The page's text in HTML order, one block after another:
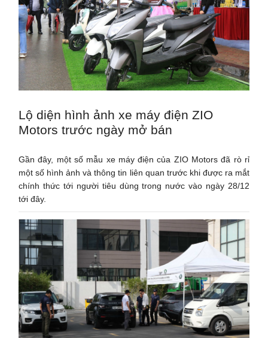
Lộ diện hình ảnh xe máy điện ZIO
Motors trước ngày mở bán
Gần đây, một số mẫu xe máy điện của ZIO Motors đã rò rỉ
một số hình ảnh và thông tin liên quan trước khi được ra mắt
chính thức tới người tiêu dùng trong nước vào ngày 28/12
tới đây.